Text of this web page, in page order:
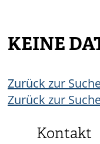
Kontakt
KEINE
Zurück zur
Zurück zur